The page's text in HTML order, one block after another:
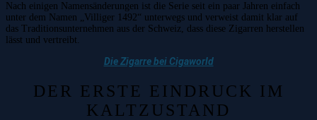
Nach einigen Namensänderungen ist die Serie seit ein paar Jahren einfach
unter dem Namen „Villiger 1492“ unterwegs und verweist damit klar auf
das Traditionsunternehmen aus der Schweiz, dass diese Zigarren herstellen
lässt und vertreibt.
Die Zigarre bei Cigaworld
DER ERSTE EINDRUCK IM
KALTZUSTAND